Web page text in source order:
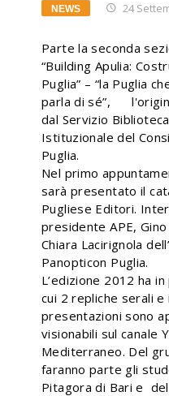
NEWS 24
Parte la seconda
“Building Apulia:
Puglia” – “la Puglia
parla di sé”,
dal Servizio
Istituzionale del
Puglia.
Nel primo
sarà presentato il
Pugliese Editori.
presidente APE,
Chiara Lacirignola
Panopticon Puglia.
L’edizione 2012 ha
cui 2 repliche serali
presentazioni sono
visionabili sul canale
Mediterraneo. Del
faranno parte gli
Pitagora di Bari e